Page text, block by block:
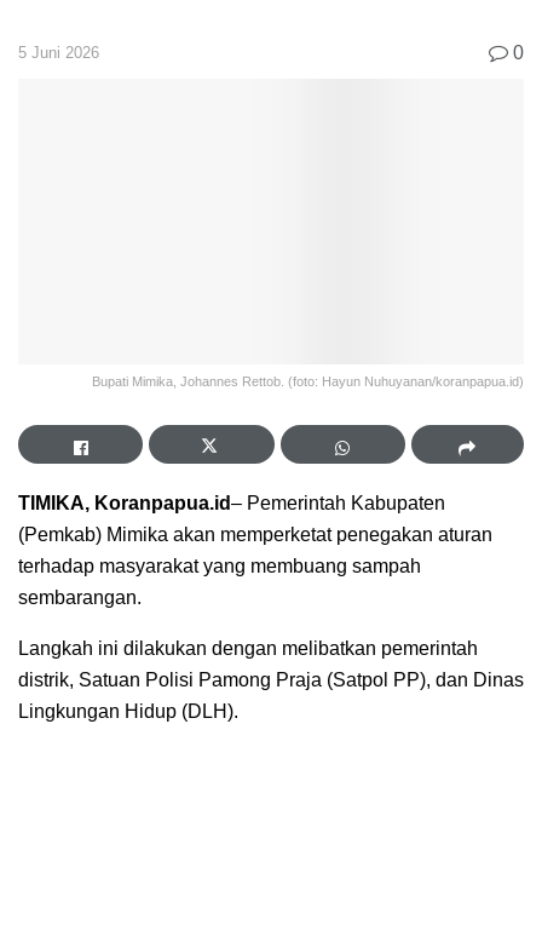
5 Juni 2026 0
Bupati Mimika, Johannes Rettob. (foto: Hayun Nuhuyanan/koranpapua.id)
TIMIKA, Koranpapua.id– Pemerintah Kabupaten
(Pemkab) Mimika akan memperketat penegakan aturan
terhadap masyarakat yang membuang sampah
sembarangan.
Langkah ini dilakukan dengan melibatkan pemerintah
distrik, Satuan Polisi Pamong Praja (Satpol PP), dan Dinas
Lingkungan Hidup (DLH).